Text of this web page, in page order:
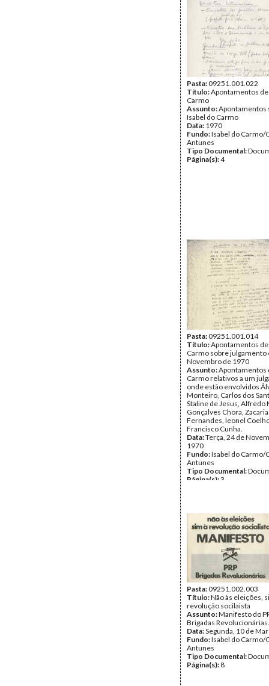
Pasta:09251.001.022
Título:Apontamentos de
Carmo
Assunto:Apontamentos
Isabel do Carmo
Data: 1970
Fundo:Isabel do Carmo/
Antunes
Tipo Documental:
Página(s):4
Pasta:09251.001.014
Título:Apontamentos de
Carmo sobre julgamento
Novembro de 1970
Assunto:Apontamentos
Carmo relativos a um
onde estão envolvidos
Monteiro, Carlos dos
Staline de Jesus, Alfredo
Gonçalves Chora,
Fernandes, leonel
Francisco Cunha.
Data:Terça, 24 de
1970
Fundo:Isabel do Carmo/
Antunes
Tipo Documental:
Página(s):3
Pasta:09251.002.003
Título:Não às eleições,
revolução socilaista
Assunto:Manifesto do
Brigadas Revolucionárias.
Data:Segunda, 10 de
Fundo:Isabel do Carmo/
Antunes
Tipo Documental:
Página(s): 8